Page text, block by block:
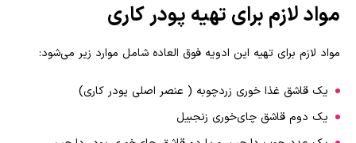
مواد لازم برای تهیه پودر کاری
مواد لازم برای تهیه این ادویه فوق العاده شامل موارد زیر می‌شود:
یک قاشق غذا خوری زردچوبه ( عنصر اصلی پودر کاری)
یک دوم قاشق چای‌خوری زنجبیل